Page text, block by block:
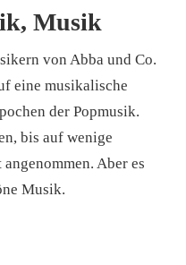
Musik
von Abba und Co.
eine musikalische
der Popmusik.
bis auf wenige
Aber es
Musik.